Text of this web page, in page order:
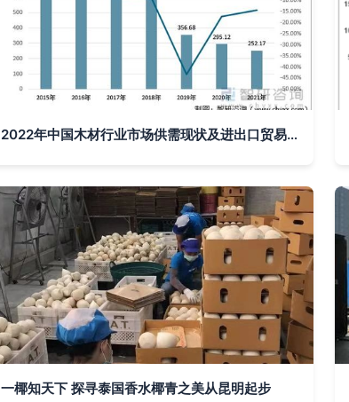
2022年中国木材行业市场供需现状及进出口贸易分析
一椰知天下 探寻泰国香水椰青之美从昆明起步